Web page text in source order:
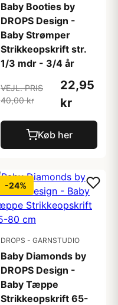
Baby Booties by
DROPS Design -
Baby Strømper
Strikkeopskrift str.
1/3 mdr - 3/4 år
VEJL. PRIS
40,00 kr
22,95
kr
Køb her
-24%
DROPS - GARNSTUDIO
Baby Diamonds by
DROPS Design -
Baby Tæppe
Strikkeopskrift 65-